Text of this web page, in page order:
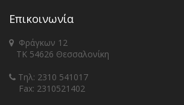
Επικοινωνία
Φράγκων 12
ΤΚ 54626 Θεσσαλονίκη
Τηλ: 2310 541017
Fax: 2310521402